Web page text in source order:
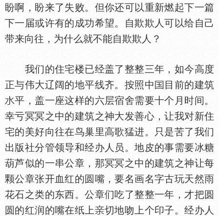
盼啊，盼来了失败。但你还可以重新燃起下一篇
下一届或许有的成功希望。自欺欺人可以给自己
带来向往，为什么就不能自欺欺人？
我们的住宅楼已经盖了整整三年，如今高度
正与伟大辽阔的地平线齐。按照中
目前的建筑
平，盖一座这样的六层宿舍需要十个月时间。
幸亏冥冥之中的建筑之神大发善心，让我对新住
宅的美好向往在鸟巢里高歌猛进。只是苦了我们
出版社分管领导和经办人员。地皮的事需要冰糖
葫芦似的一串公章，那冥冥之中的建筑之神让每
颗公章张开血红的圆嘴，要名画名字古玩天然雨
花石之类的东西。公章们吃了整整一年，才把圆
圆的红润的嘴在纸上
切地吻上个印子。经办人